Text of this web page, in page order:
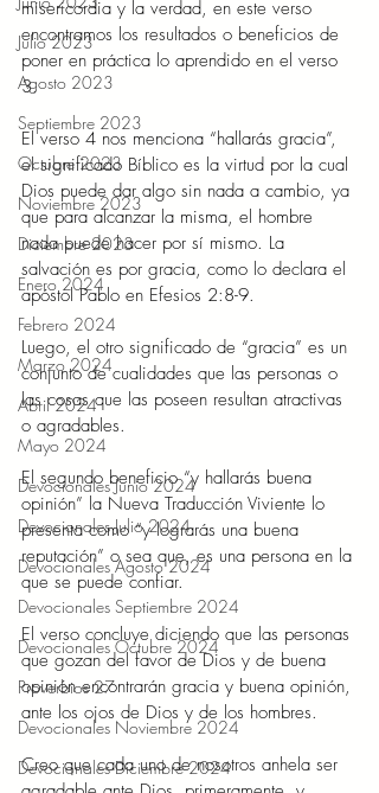
Julio 2023
Agosto 2023
Septiembre 2023
Octubre 2023
Noviembre 2023
Diciembre 2023
Enero 2024
Febrero 2024
Marzo 2024
Abril 2024
Mayo 2024
Devocionales Junio 2024
Devocionales Julio 2024
Devocionales Agosto 2024
Devocionales Septiembre 2024
Devocionales Octubre 2024
Proverbios 27
Devocionales Noviembre 2024
Devocionales Diciembre 2024
misericordia y la verdad, en este verso
encontramos los resultados o beneficios de
poner en práctica lo aprendido en el verso
3.
El verso 4 nos menciona “hallarás gracia”,
el significado Bíblico es la virtud por la cual
Dios puede dar algo sin nada a cambio, ya
que para alcanzar la misma, el hombre
nada puede hacer por sí mismo. La
salvación es por gracia, como lo declara el
apóstol Pablo en Efesios 2:8-9.
Luego, el otro significado de “gracia” es un
conjunto de cualidades que las personas o
las cosas que las poseen resultan atractivas
o agradables.
El segundo beneficio “y hallarás buena
opinión” la Nueva Traducción Viviente lo
presenta como “y lograrás una buena
reputación” o sea que, es una persona en la
que se puede confiar.
El verso concluye diciendo que las personas
que gozan del favor de Dios y de buena
opinión encontrarán gracia y buena opinión,
ante los ojos de Dios y de los hombres.
Creo que cada uno de nosotros anhela ser